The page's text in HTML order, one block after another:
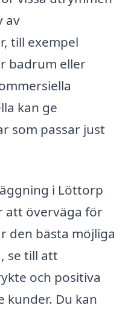
av
till exempel
badrum eller
kan ge
som passar just
i Löttorp
att överväga för
den bästa möjliga
se till att
och positiva
Du kan